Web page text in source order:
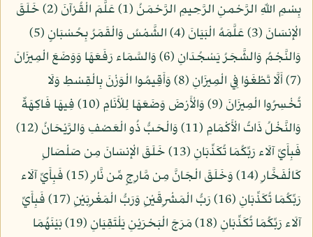
بِسْمِ اللّهِ الرَّحْمنِ الرَّحِيمِ الرَّحْمَنُ (1) عَلَّمَ الْقُرْآنَ (2) خَلَقَ
الْإِنسَانَ (3) عَلَّمَهُ الْبَيَانَ (4) الشَّمْسُ وَالْقَمَرُ بِحُسْبَانٍ (5)
وَالنَّجْمُ وَالشَّجَرُ يَسْجُدَانِ (6) وَالسَّمَاء رَفَعَهَا وَوَضَعَ الْمِيزَانَ
(7) أَلَّا تَطْغَوْا فِي الْمِيزَانِ (8) وَأَقِيمُوا الْوَزْنَ بِالْقِسْطِ وَلَا
تُخْسِرُوا الْمِيزَانَ (9) وَالْأَرْضَ وَضَعَهَا لِلْأَنَامِ (10) فِيهَا فَاكِهَةٌ
وَالنَّخْلُ ذَاتُ الْأَكْمَامِ (11) وَالْحَبُّ ذُو الْعَصْفِ وَالرَّيْحَانُ (12)
فَبِأَيِّ آلَاء رَبِّكُمَا تُكَذِّبَانِ (13) خَلَقَ الْإِنسَانَ مِن صَلْصَالٍ
كَالْفَخَّارِ (14) وَخَلَقَ الْجَانَّ مِن مَّارِجٍ مِّن نَّارٍ (15) فَبِأَيِّ آلَاء
رَبِّكُمَا تُكَذِّبَانِ (16) رَبُّ الْمَشْرِقَيْنِ وَرَبُّ الْمَغْرِبَيْنِ (17) فَبِأَيِّ
آلَاء رَبِّكُمَا تُكَذِّبَانِ (18) مَرَجَ الْبَحْرَيْنِ يَلْتَقِيَانِ (19) بَيْنَهُمَا